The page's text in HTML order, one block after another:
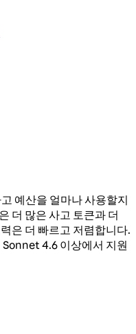
예산을 얼마나 사용할지
더 많은 사고 토큰과 더
은 더 빠르고 저렴합니다.
4.6 이상에서 지원